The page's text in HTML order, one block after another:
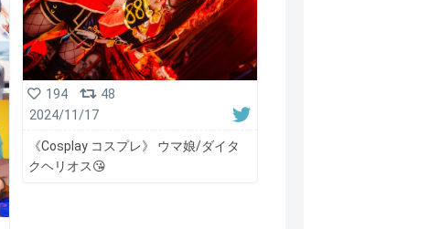
194
48
2024/11/17
《Cosplay コスプレ》 ウマ娘/ダイタ
クヘリオス😘